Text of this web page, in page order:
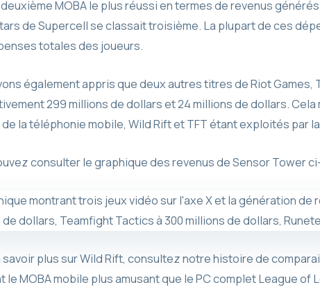
MOBA le plus réussi en termes de revenus
de Supercell se classait troisième. La plupart de ces
totales des joueurs.
également appris que deux autres titres de Riot
299 millions de dollars et 24 millions de dollars.
la téléphonie mobile, Wild Rift et TFT étant exploités par
consulter le graphique des revenus de Sensor Tower
savoir plus sur Wild Rift, consultez notre histoire de
le MOBA mobile plus amusant que le PC complet League of